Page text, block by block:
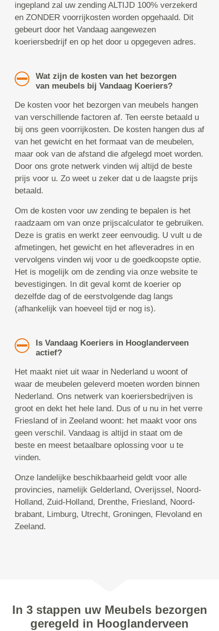
ingepland zal uw zending ALTIJD 100% verzekerd
en ZONDER voorrijkosten worden opgehaald. Dit
gebeurt door het Vandaag aangewezen
koeriersbedrijf en op het door u opgegeven adres.
Wat zijn de kosten van het bezorgen
van meubels bij Vandaag Koeriers?
De kosten voor het bezorgen van meubels hangen
van verschillende factoren af. Ten eerste betaald u
bij ons geen voorrijkosten. De kosten hangen dus af
van het gewicht en het formaat van de meubelen,
maar ook van de afstand die afgelegd moet worden.
Door ons grote netwerk vinden wij altijd de beste
prijs voor u. Zo weet u zeker dat u de laagste prijs
betaald.
Om de kosten voor uw zending te bepalen is het
raadzaam om van onze prijscalculator te gebruiken.
Deze is gratis en werkt zeer eenvoudig. U vult u de
afmetingen, het gewicht en het afleveradres in en
vervolgens vinden wij voor u de goedkoopste optie.
Het is mogelijk om de zending via onze website te
bevestigingen. In dit geval komt de koerier op
dezelfde dag of de eerstvolgende dag langs
(afhankelijk van hoeveel tijd er nog is).
Is Vandaag Koeriers in Hooglanderveen
actief?
Het maakt niet uit waar in Nederland u woont of
waar de meubelen geleverd moeten worden binnen
Nederland. Ons netwerk van koeriersbedrijven is
groot en dekt het hele land. Dus of u nu in het verre
Friesland of in Zeeland woont: het maakt voor ons
geen verschil. Vandaag is altijd in staat om de
beste en meest betaalbare oplossing voor u te
vinden.
Onze landelijke beschikbaarheid geldt voor alle
provincies, namelijk Gelderland, Overijssel, Noord-
Holland, Zuid-Holland, Drenthe, Friesland, Noord-
brabant, Limburg, Utrecht, Groningen, Flevoland en
Zeeland.
In 3 stappen uw Meubels bezorgen
geregeld in Hooglanderveen